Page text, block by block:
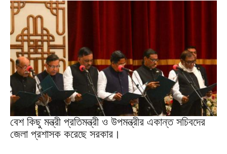
বেশ কিছু মন্ত্রী প্রতিমন্ত্রী ও উপমন্ত্রীর একান্ত সচিবদের
জেলা প্রশাসক করেছে সরকার।